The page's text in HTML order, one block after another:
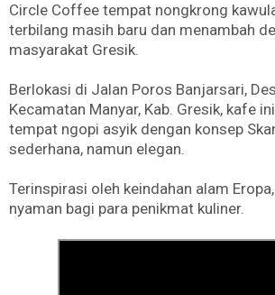
Circle Coffee tempat nongkrong
terbilang masih baru dan menambah
masyarakat Gresik.
Berlokasi di Jalan Poros Banjarsari,
Kecamatan Manyar, Kab. Gresik, kafe
tempat ngopi asyik dengan konsep
sederhana, namun elegan.
Terinspirasi oleh keindahan alam
nyaman bagi para penikmat kuliner.